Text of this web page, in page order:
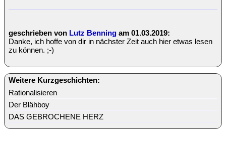
geschrieben von Lutz Benning am 01.03.2019:
Danke, ich hoffe von dir in nächster Zeit auch hier etwas lesen
zu können. ;-)
Weitere Kurzgeschichten:
Rationalisieren
Der Blähboy
DAS GEBROCHENE HERZ